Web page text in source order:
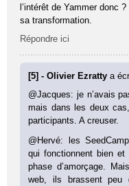
l’intérêt de Yammer donc
sa transformation.
Répondre ici
[5] - Olivier Ezrattya
@Jacques: je n’avais
mais dans les deux
participants. A creuser.
@Hervé: les
qui fonctionnent bien et
phase d’amorçage.
web, ils brassent peu